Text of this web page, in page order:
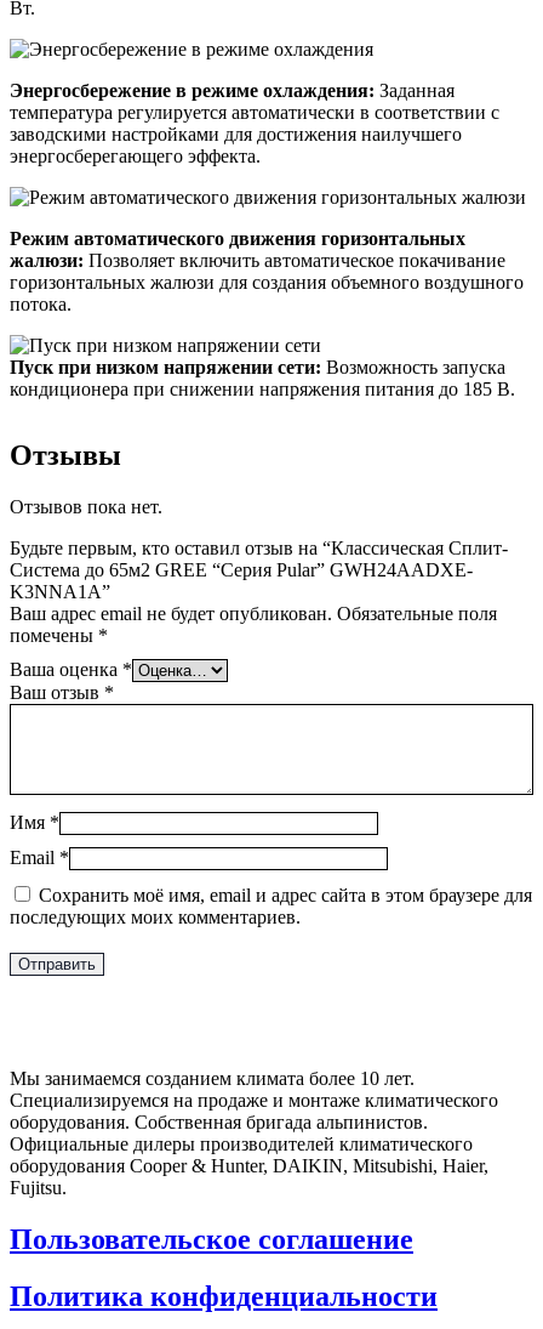
Вт.
Энергосбережение в режиме охлаждения: Заданная
температура регулируется автоматически в соответствии с
заводскими настройками для достижения наилучшего
энергосберегающего эффекта.
Режим автоматического движения горизонтальных
жалюзи: Позволяет включить автоматическое покачивание
горизонтальных жалюзи для создания объемного воздушного
потока.
Пуск при низком напряжении сети: Возможность запуска
кондиционера при снижении напряжения питания до 185 В.
Отзывы
Отзывов пока нет.
Будьте первым, кто оставил отзыв на “Классическая Сплит-
Система до 65м2 GREE “Серия Pular” GWH24AADXE-
K3NNA1A”
Ваш адрес email не будет опубликован. Обязательные поля
помечены *
Ваша оценка *
Ваш отзыв *
Имя *
Email *
Сохранить моё имя, email и адрес сайта в этом браузере для
последующих моих комментариев.
Мы занимаемся созданием климата более 10 лет.
Специализируемся на продаже и монтаже климатического
оборудования. Собственная бригада альпинистов.
Официальные дилеры производителей климатического
оборудования Cooper & Hunter, DAIKIN, Mitsubishi, Haier,
Fujitsu.
Пользовательское соглашение
Политика конфиденциальности